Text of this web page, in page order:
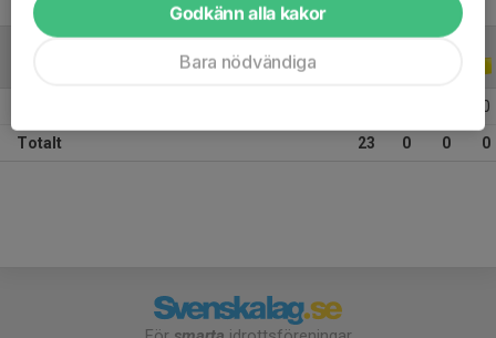
ALLA ÅR
0
Totalt 23 0 0 0
Godkänn alla kakor
Bara nödvändiga